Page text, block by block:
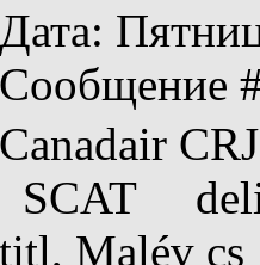
Дата:
Сообщение
Canadair
SCAT
titl, Malév